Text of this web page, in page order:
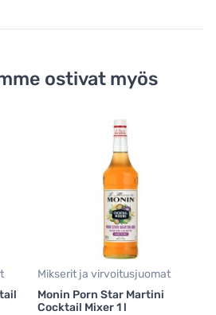
ostivat myös
Mikserit ja virvoitusjuomat
Monin Porn Star Martini
Cocktail Mixer 1 l